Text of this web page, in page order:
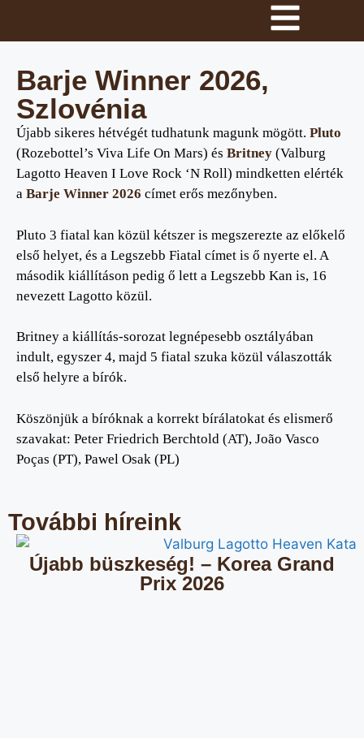
Barje Winner 2026,
Szlovénia
Újabb sikeres hétvégét tudhatunk magunk mögött. Pluto
(Rozebottel’s Viva Life On Mars) és Britney (Valburg
Lagotto Heaven I Love Rock ‘N Roll) mindketten elérték
a Barje Winner 2026 címet erős mezőnyben.
Pluto 3 fiatal kan közül kétszer is megszerezte az előkelő
első helyet, és a Legszebb Fiatal címet is ő nyerte el. A
második kiállításon pedig ő lett a Legszebb Kan is, 16
nevezett Lagotto közül.
Britney a kiállítás-sorozat legnépesebb osztályában
indult, egyszer 4, majd 5 fiatal szuka közül válaszották
első helyre a bírók.
Köszönjük a bíróknak a korrekt bírálatokat és elismerő
szavakat: Peter Friedrich Berchtold (AT), João Vasco
Poças (PT), Pawel Osak (PL)
További híreink
Újabb büszkeség! – Korea Grand
Prix 2026